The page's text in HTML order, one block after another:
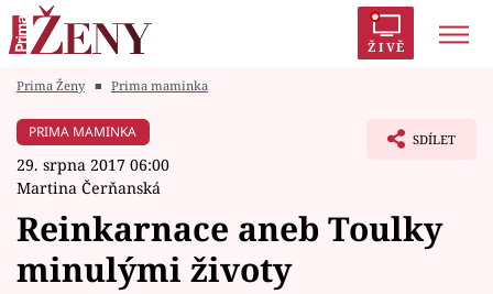
ŽIVĚ
Módní alarm
Zrádci
Témata
Prima Ženy ■ Prima maminka
PRIMA MAMINKA
29. srpna 2017 06:00
Martina Čerňanská
SDÍLET
Reinkarnace aneb Toulky
minulými životy